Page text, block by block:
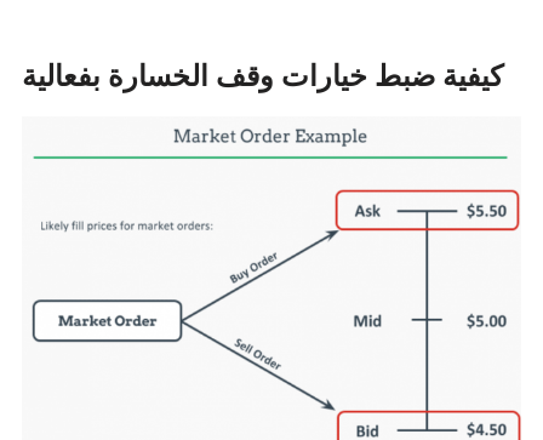
كيفية ضبط خيارات وقف الخسارة بفعالية